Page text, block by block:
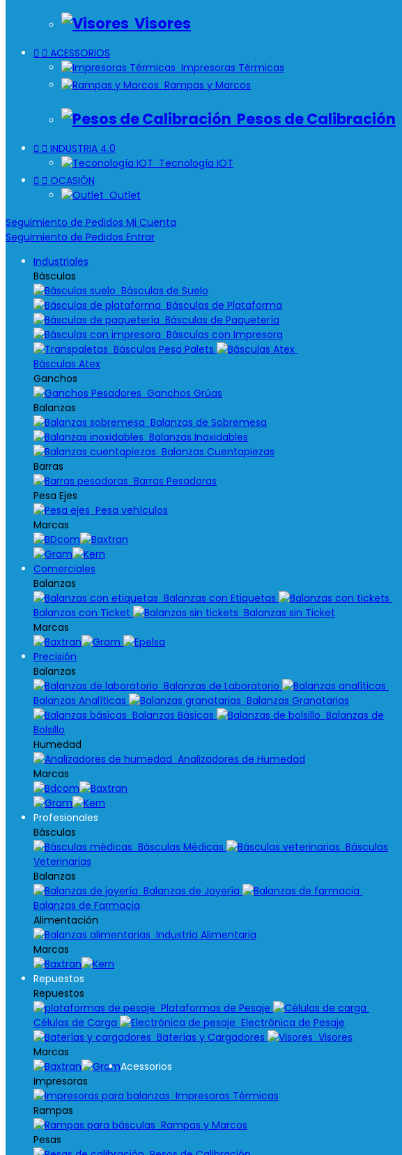
Visores
  ACESSORIOS
Impresoras Térmicas
Rampas y Marcos
Pesos de Calibración
  INDUSTRIA 4.0
Tecnología IOT
  OCASIÓN
Outlet
Seguimiento de Pedidos Mi Cuenta
Seguimiento de Pedidos Entrar
Industriales
Básculas
Básculas de Suelo
Básculas de Plataforma
Básculas de Paquetería
Básculas con Impresora
Básculas Pesa Palets
Básculas Atex
Ganchos
Ganchos Grúas
Balanzas
Balanzas de Sobremesa
Balanzas Inoxidables
Balanzas Cuentapiezas
Barras
Barras Pesadoras
Pesa Ejes
Pesa vehículos
Marcas
Comerciales
Balanzas
Balanzas con Etiquetas
Balanzas con Ticket
Balanzas sin Ticket
Marcas
Precisión
Balanzas
Balanzas de Laboratorio
Balanzas Analíticas
Balanzas Granatarias
Balanzas Básicas
Balanzas de
Bolsillo
Humedad
Analizadores de Humedad
Marcas
Profesionales
Básculas
Básculas Médicas
Básculas
Veterinarias
Balanzas
Balanzas de Joyería
Balanzas de Farmacia
Alimentación
Industria Alimentaria
Marcas
Repuestos
Repuestos
Plataformas de Pesaje
Células de Carga
Electrónica de Pesaje
Baterías y Cargadores
Visores
Marcas
Acessorios
Impresoras
Impresoras Térmicas
Rampas
Rampas y Marcos
Pesas